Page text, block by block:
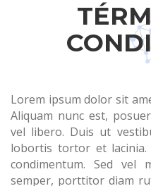
Lorem ipsum dolor sit
Aliquam nunc est,
vel libero. Duis ut
lobortis tortor et
condimentum. Sed vel
semper, porttitor diam